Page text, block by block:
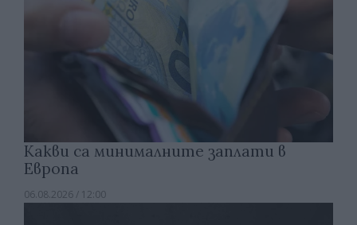
Какви са минималните заплати в
Европа
06.08.2026 / 12:00